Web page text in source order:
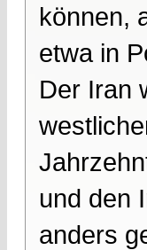
können,
etwa in
Der Iran
und den
anders